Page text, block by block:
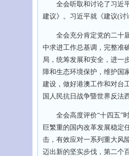
全会听取和讨论了习近平
建议》。习近平就《建议(讨
全会充分肯定党的二十届
中求进工作总基调，完整准
局，统筹发展和安全，进一
障和生态环境保护，维护国
建设，做好港澳工作和对台
国人民抗日战争暨世界反法
全会高度评价“十四五”时
巨繁重的国内改革发展稳定
击，有效应对一系列重大风
迈出新的坚实步伐，第二个